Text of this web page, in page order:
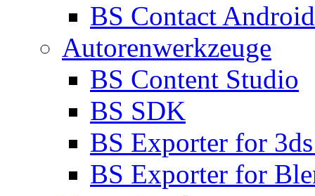
BS Contact Android
Autorenwerkzeuge
BS Content Studio
BS SDK
BS Exporter for
BS Exporter for